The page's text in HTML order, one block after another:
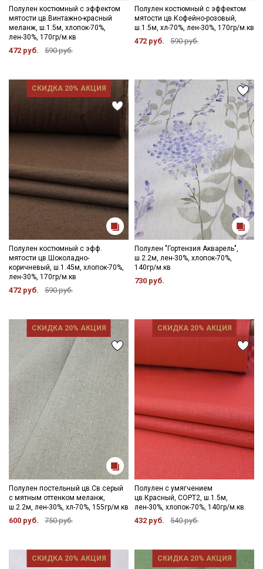
Полулен костюмный с эффектом
мятости цв.Винтажно-красный
меланж, ш.1.5м, хлопок-70%,
лен-30%, 170гр/м.кв
472 руб. 590 руб.
Полулен костюмный с эффектом
мятости цв.Кофейно-розовый,
ш.1.5м, хл-70%, лен-30%, 170гр/м.кв
472 руб. 590 руб.
СКИДКА 20% АКЦИЯ
Полулен костюмный с эфф.
мятости цв.Шоколадно-
коричневый, ш.1.45м, хлопок-70%,
лен-30%, 170гр/м.кв
472 руб. 590 руб.
Полулен "Гортензия Акварель",
ш.2.2м, лен-30%, хлопок-70%,
140гр/м.кв
730 руб.
СКИДКА 20% АКЦИЯ
Полулен постельный цв.Св.серый
с мятным оттенком меланж,
ш.2.2м, лен-30%, хл-70%, 155гр/м.кв
600 руб. 750 руб.
СКИДКА 20% АКЦИЯ
Полулен с умягчением
цв.Красный, СОРТ2, ш.1.5м,
лен-30%, хлопок-70%, 140гр/м.кв.
432 руб. 540 руб.
СКИДКА 20% АКЦИЯ СКИДКА 20% АКЦИЯ
Секретная рассылка от Купава